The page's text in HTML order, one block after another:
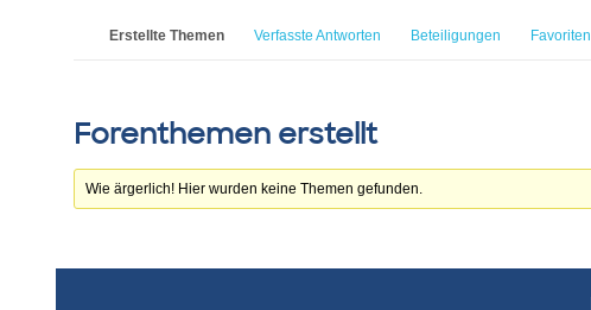
Erstellte Themen Verfasste Antworten Beteiligungen Favoriten
Forenthemen erstellt
Wie ärgerlich! Hier wurden keine Themen gefunden.